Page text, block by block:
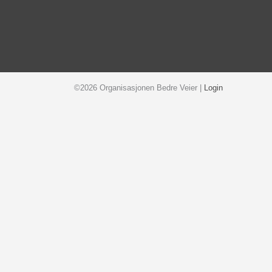
©2026 Organisasjonen Bedre Veier | Login